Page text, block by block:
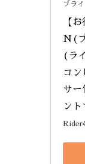
ブラ
【
N(
(ラ
コ
サ
ント